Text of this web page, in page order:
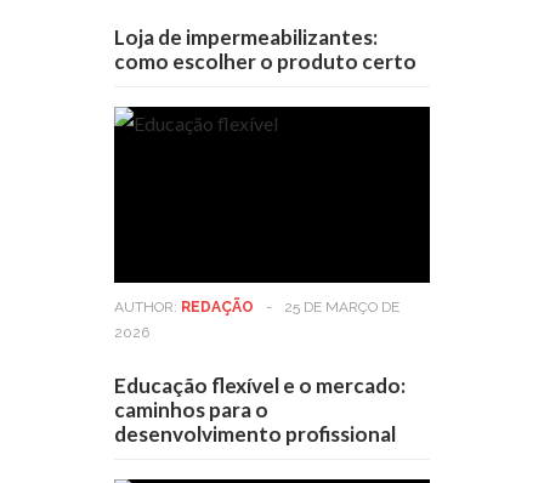
Loja de impermeabilizantes:
como escolher o produto certo
AUTHOR: REDAÇÃO -
25 DE MARÇO DE
2026
Educação flexível e o mercado:
caminhos para o
desenvolvimento profissional